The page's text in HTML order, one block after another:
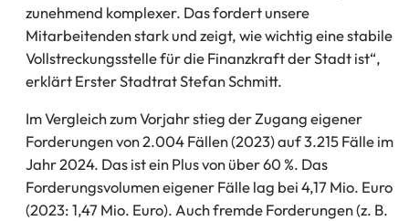
zunehmend komplexer. Das fordert unsere
Mitarbeitenden stark und zeigt, wie wichtig eine stabile
Vollstreckungsstelle für die Finanzkraft der Stadt ist“,
erklärt Erster Stadtrat Stefan Schmitt.
Im Vergleich zum Vorjahr stieg der Zugang eigener
Forderungen von 2.004 Fällen (2023) auf 3.215 Fälle im
Jahr 2024. Das ist ein Plus von über 60 %. Das
Forderungsvolumen eigener Fälle lag bei 4,17 Mio. Euro
(2023: 1,47 Mio. Euro). Auch fremde Forderungen (z. B.